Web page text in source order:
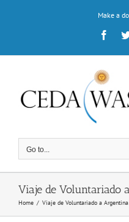
Make a
Go to...
Viaje de Voluntariado
Home / Viaje de Voluntariado a Argentina